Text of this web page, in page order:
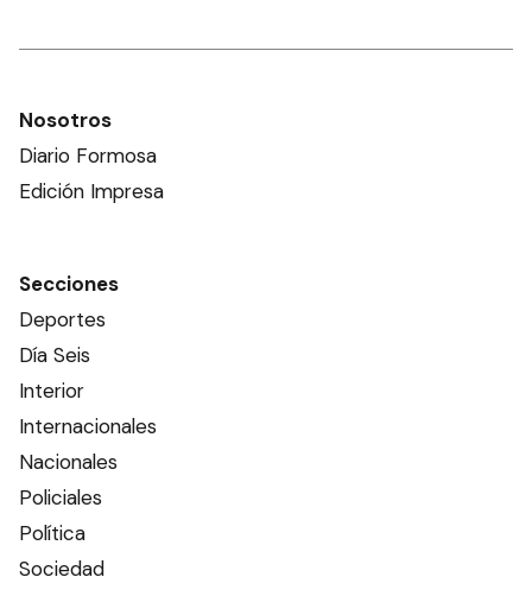
Nosotros
Diario Formosa
Edición Impresa
Secciones
Deportes
Día Seis
Interior
Internacionales
Nacionales
Policiales
Política
Sociedad